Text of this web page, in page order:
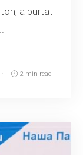
a purtat
2 min read